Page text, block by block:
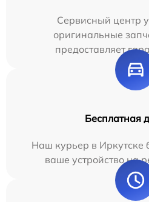
Сервисный центр
оригинальные
предоставляет
Бесплатная
Наш курьер в Иркутске
ваше устройство на